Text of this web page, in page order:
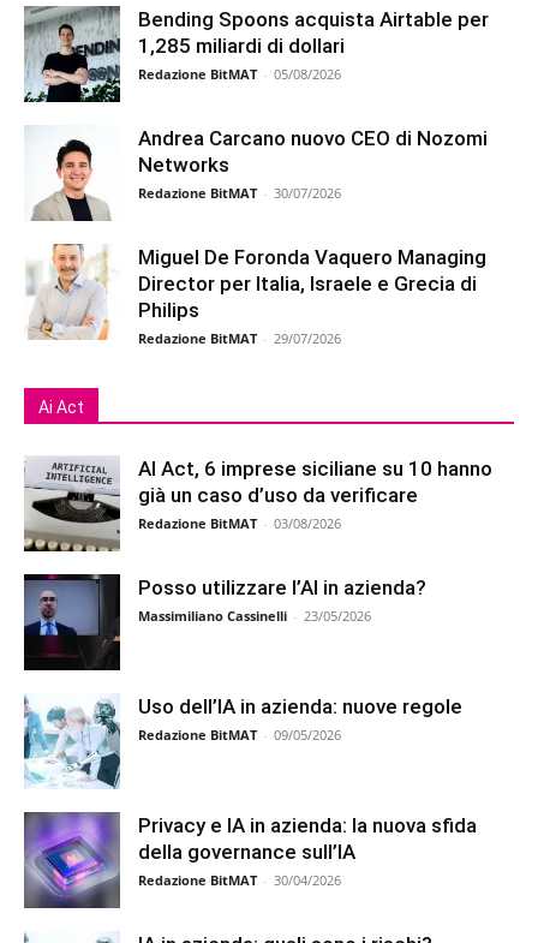
Bending Spoons acquista Airtable per
1,285 miliardi di dollari
Redazione BitMAT - 05/08/2026
Andrea Carcano nuovo CEO di Nozomi
Networks
Redazione BitMAT - 30/07/2026
Miguel De Foronda Vaquero Managing
Director per Italia, Israele e Grecia di
Philips
Redazione BitMAT - 29/07/2026
Ai Act
AI Act, 6 imprese siciliane su 10 hanno
già un caso d’uso da verificare
Redazione BitMAT - 03/08/2026
Posso utilizzare l’AI in azienda?
Massimiliano Cassinelli - 23/05/2026
Uso dell’IA in azienda: nuove regole
Redazione BitMAT - 09/05/2026
Privacy e IA in azienda: la nuova sfida
della governance sull’IA
Redazione BitMAT - 30/04/2026